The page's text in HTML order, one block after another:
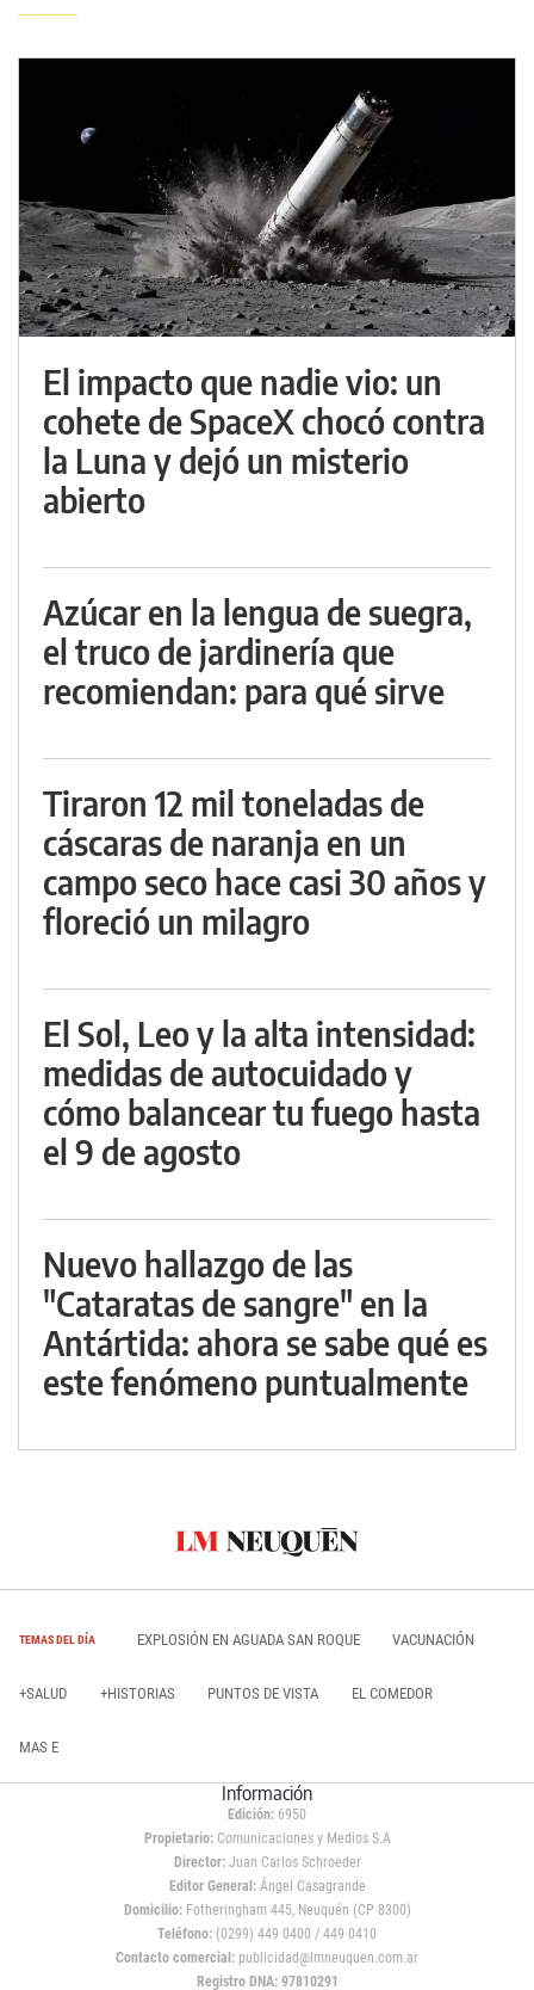
El impacto que nadie vio: un
cohete de SpaceX chocó contra
la Luna y dejó un misterio
abierto
Azúcar en la lengua de suegra,
el truco de jardinería que
recomiendan: para qué sirve
Tiraron 12 mil toneladas de
cáscaras de naranja en un
campo seco hace casi 30 años y
floreció un milagro
El Sol, Leo y la alta intensidad:
medidas de autocuidado y
cómo balancear tu fuego hasta
el 9 de agosto
Nuevo hallazgo de las
"Cataratas de sangre" en la
Antártida: ahora se sabe qué es
este fenómeno puntualmente
TEMAS DEL DÍA EXPLOSIÓN EN AGUADA SAN ROQUE VACUNACIÓN
+SALUD +HISTORIAS PUNTOS DE VISTA EL COMEDOR
MAS E
Información
Edición: 6950
Propietario:Comunicaciones y Medios S.A
Director: Juan Carlos Schroeder
Editor General:Ángel Casagrande
Domicilio:Fotheringham 445, Neuquén (CP 8300)
Teléfono: (0299) 449 0400 / 449 0410
Contacto comercial: publicidad@lmneuquen.com.ar
Registro DNA: 97810291